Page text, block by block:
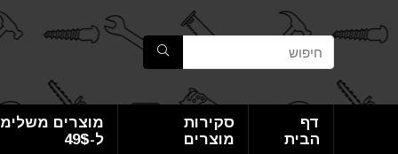
דף
הבית
סקירות
מוצרים
מוצרים
ל-49$